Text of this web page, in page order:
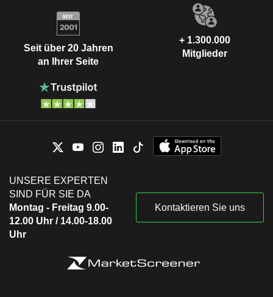
Seit über 20 Jahren
an Ihrer Seite
+ 1.300.000
Mitglieder
UNSERE EXPERTEN
SIND FÜR SIE DA
Montag - Freitag 9.00-
12.00 Uhr / 14.00-18.00
Uhr
Kontaktieren Sie uns